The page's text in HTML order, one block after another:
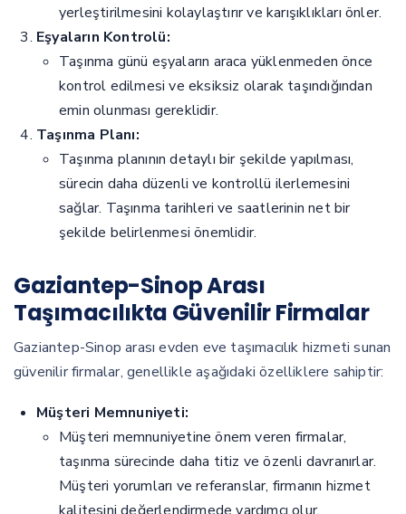
yerleştirilmesini kolaylaştırır ve karışıklıkları önler.
Eşyaların Kontrolü:
Taşınma günü eşyaların araca yüklenmeden önce
kontrol edilmesi ve eksiksiz olarak taşındığından
emin olunması gereklidir.
Taşınma Planı:
Taşınma planının detaylı bir şekilde yapılması,
sürecin daha düzenli ve kontrollü ilerlemesini
sağlar. Taşınma tarihleri ve saatlerinin net bir
şekilde belirlenmesi önemlidir.
Gaziantep-Sinop Arası
Taşımacılıkta Güvenilir Firmalar
Gaziantep-Sinop arası evden eve taşımacılık hizmeti sunan
güvenilir firmalar, genellikle aşağıdaki özelliklere sahiptir:
Müşteri Memnuniyeti:
Müşteri memnuniyetine önem veren firmalar,
taşınma sürecinde daha titiz ve özenli davranırlar.
Müşteri yorumları ve referanslar, firmanın hizmet
kalitesini değerlendirmede yardımcı olur.